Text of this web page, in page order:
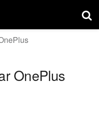
OnePlus